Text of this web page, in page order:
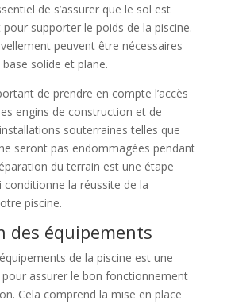
de s’assurer que le sol est
supporter le poids de la piscine.
peuvent être nécessaires
solide et plane.
de prendre en compte l’accès
engins de construction et de
souterraines telles que
seront pas endommagées pendant
du terrain est une étape
la réussite de la
piscine.
des équipements
de la piscine est une
assurer le bon fonctionnement
Cela comprend la mise en place